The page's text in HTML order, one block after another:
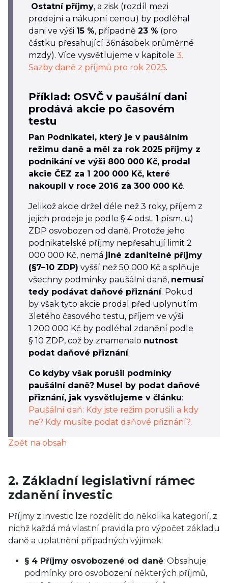
Ostatní příjmy, a zisk (rozdíl mezi
prodejní a nákupní cenou) by podléhal
dani ve výši 15 %, případně 23 % (pro
částku přesahující 36násobek průměrné
mzdy). Více vysvětlujeme v kapitole 3.
Sazby daně z příjmů pro rok 2025.
Příklad: OSVČ v paušální dani
prodává akcie po časovém
testu
Pan Podnikatel, který je v paušálním
režimu daně a měl za rok 2025 příjmy z
podnikání ve výši 800 000 Kč, prodal
akcie ČEZ za 1 200 000 Kč, které
nakoupil v roce 2016 za 300 000 Kč.
Jelikož akcie držel déle než 3 roky, příjem z
jejich prodeje je podle § 4 odst. 1 písm. u)
ZDP osvobozen od daně. Protože jeho
podnikatelské příjmy nepřesahují limit 2
000 000 Kč, nemá jiné zdanitelné příjmy
(§7–10 ZDP) vyšší než 50 000 Kč a splňuje
všechny podmínky paušální daně, nemusí
tedy podávat daňové přiznání. Pokud
by však tyto akcie prodal před uplynutím
3letého časového testu, příjem ve výši
1 200 000 Kč by podléhal zdanění podle
§ 10 ZDP, což by znamenalo nutnost
podat daňové přiznání.
Co kdyby však porušil podmínky
paušální daně? Musel by podat daňové
přiznání, jak vysvětlujeme v článku:
Paušální daň: Kdy jste režim porušili a kdy
ne? Kdy musíte podat daňové přiznání?.
Zpět na obsah
2. Základní legislativní rámec
zdanění investic
Příjmy z investic lze rozdělit do několika kategorií, z
nichž každá má vlastní pravidla pro výpočet základu
daně a uplatnění případných výjimek:
§ 4 Příjmy osvobozené od daně: Obsahuje
podmínky pro osvobození některých příjmů,